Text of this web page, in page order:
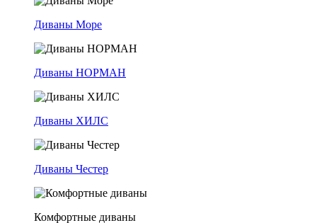
Диваны Море
Диваны НОРМАН
Диваны ХИЛС
Диваны Честер
Комфортные диваны